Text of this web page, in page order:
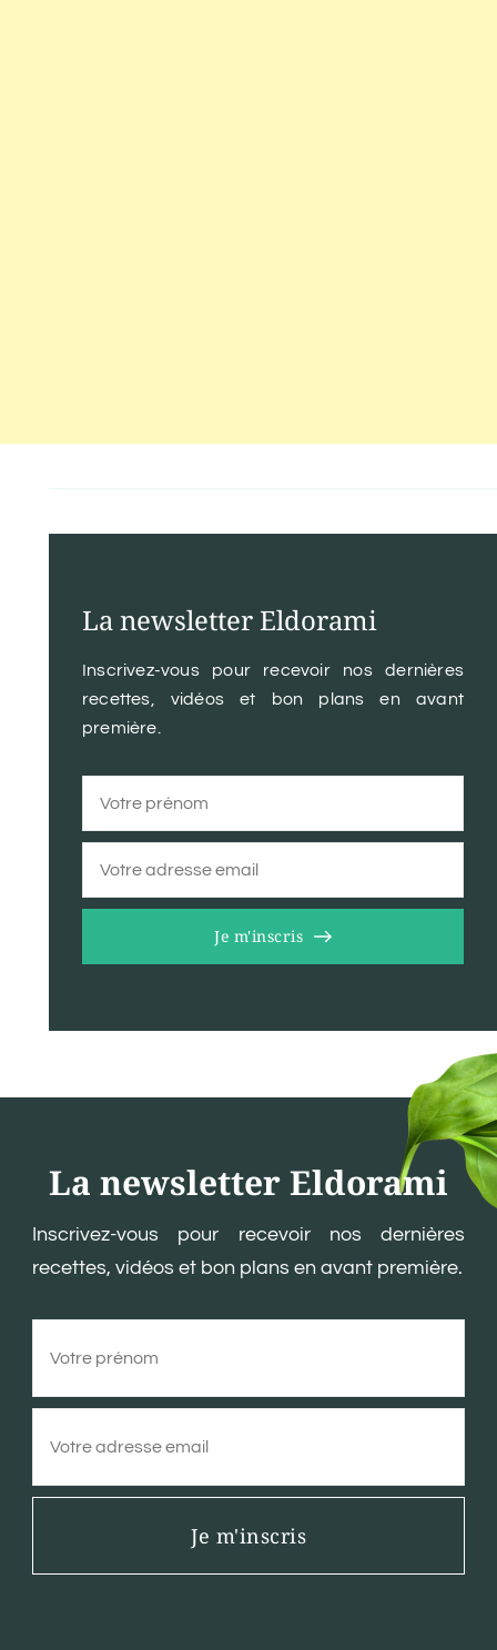
La newsletter Eldorami
Inscrivez-vous pour recevoir nos dernières
recettes, vidéos et bon plans en avant
première.
Je m'inscris
La newsletter Eldorami
Inscrivez-vous pour recevoir nos dernières
recettes, vidéos et bon plans en avant première.
Je m'inscris